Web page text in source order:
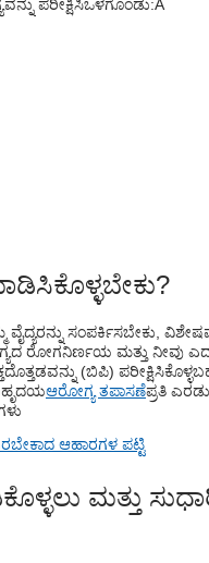
ಪರೀಕ್ಷಿಸಿಒಳಗೊಂಡು:Â
ಸಂಪರ್ಕಿಸಬೇಕು,
ರೋಗನಿರ್ಣಯ ಮತ್ತು ನೀವು
(ಬಿಪಿ)
ಹೃದಯಆರೋಗ್ಯ ತಪಾಸಣೆಪ್ರತಿ
ಆಹಾರಗಳ ಪಟ್ಟಿ
ಮತ್ತು